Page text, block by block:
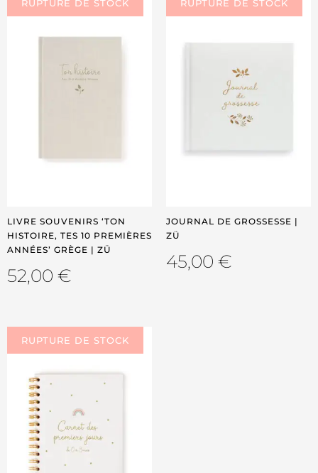
LIVRE SOUVENIRS ‘TON
HISTOIRE, TES 10 PREMIÈRES
ANNÉES’ GRÈGE | ZÜ
52,00 €
JOURNAL DE GROSSESSE |
ZÜ
45,00 €